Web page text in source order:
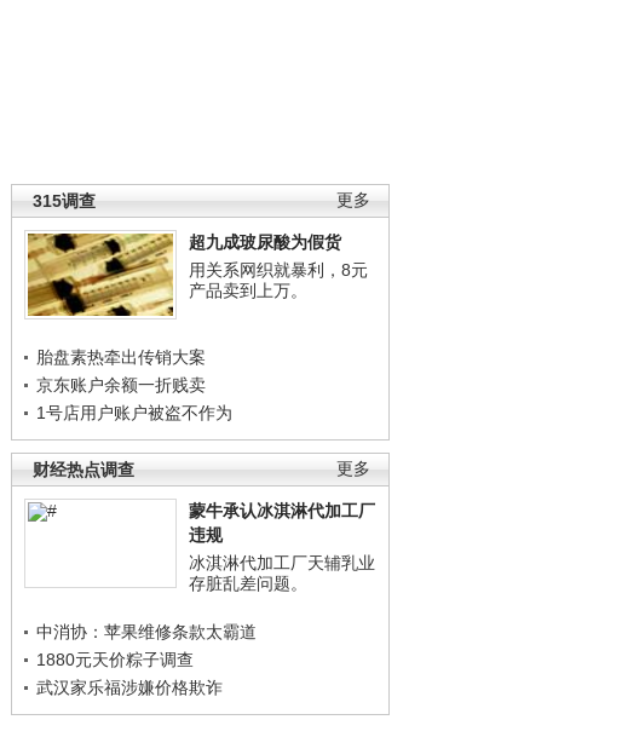
更多
315调查
超九成玻尿酸为假货
用关系网织就暴利，8元
产品卖到上万。
胎盘素热牵出传销大案
京东账户余额一折贱卖
1号店用户账户被盗不作为
更多
财经热点调查
蒙牛承认冰淇淋代加工厂
违规
冰淇淋代加工厂天辅乳业
存脏乱差问题。
中消协：苹果维修条款太霸道
1880元天价粽子调查
武汉家乐福涉嫌价格欺诈